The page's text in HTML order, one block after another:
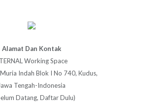
Alamat Dan Kontak
Working Space
Indah Blok I No 740, Kudus,
Tengah-Indonesia
Datang, Daftar Dulu)